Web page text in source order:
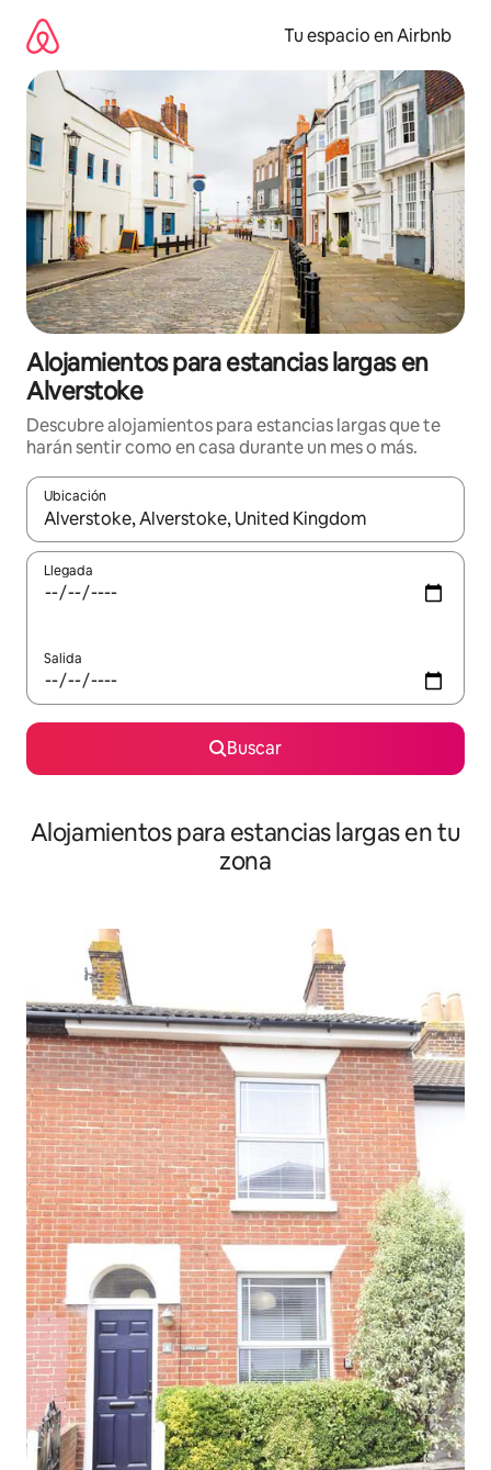
contenido
Tu espacio en Airbnb
Alojamientos para estancias largas en
Alverstoke
Descubre alojamientos para estancias largas que te
harán sentir como en casa durante un mes o más.
Ubicación
Cuando los resultados estén disponibles, podrás navegar
Llegada
Salida
Buscar
Alojamientos para estancias largas en tu
zona